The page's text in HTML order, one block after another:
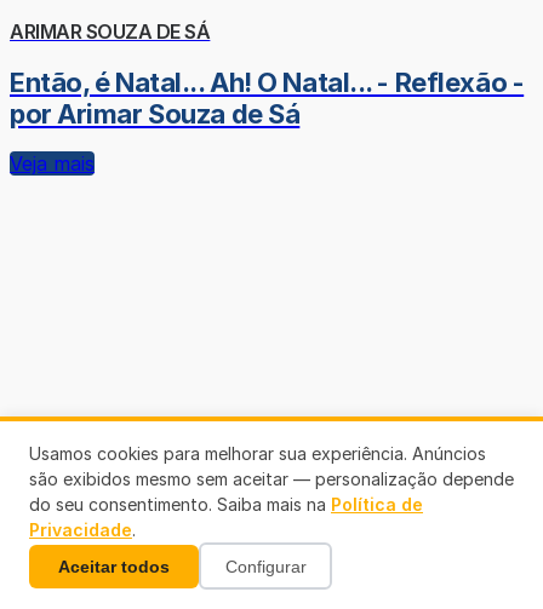
ARIMAR SOUZA DE SÁ
Então, é Natal... Ah! O Natal... - Reflexão -
por Arimar Souza de Sá
Veja mais
Usamos cookies para melhorar sua experiência. Anúncios
são exibidos mesmo sem aceitar — personalização depende
do seu consentimento. Saiba mais na Política de
Privacidade.
Aceitar todos Configurar